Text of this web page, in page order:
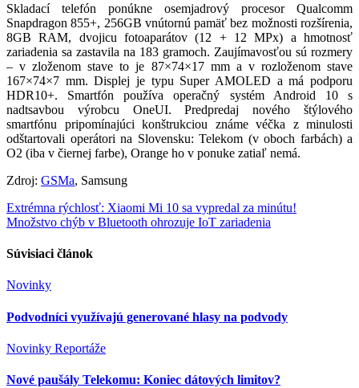
Skladací telefón ponúkne osemjadrový procesor Qualcomm
Snapdragon 855+, 256GB vnútornú pamäť bez možnosti rozšírenia,
8GB RAM, dvojicu fotoaparátov (12 + 12 MPx) a hmotnosť
zariadenia sa zastavila na 183 gramoch. Zaujímavosťou sú rozmery
– v zloženom stave to je 87×74×17 mm a v rozloženom stave
167×74×7 mm. Displej je typu Super AMOLED a má podporu
HDR10+. Smartfón používa operačný systém Android 10 s
nadtsavbou výrobcu OneUI. Predpredaj nového štýlového
smartfónu pripomínajúci konštrukciou známe véčka z minulosti
odštartovali operátori na Slovensku: Telekom (v oboch farbách) a
O2 (iba v čiernej farbe), Orange ho v ponuke zatiaľ nemá.
Zdroj: GSMa, Samsung
Navigácia
v
článku
Extrémna rýchlosť: Xiaomi Mi 10 sa vypredal za minútu!
Množstvo chýb v Bluetooth ohrozuje IoT zariadenia
Súvisiaci článok
Novinky
Podvodníci využívajú generované hlasy na podvody
Novinky Reportáže
Nové paušály Telekomu: Koniec dátových limitov?